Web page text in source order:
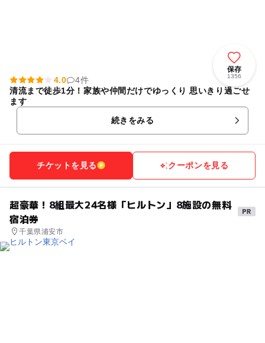
保存
1356
4.0
4件
清流まで徒歩1分！家族や仲間だけでゆっくり 思いきり過ごせ
ます
続きをみる
チケットを見る クーポンを見る
超豪華！8組最大24名様「ヒルトン」8施設の無料
宿泊券
千葉県浦安市